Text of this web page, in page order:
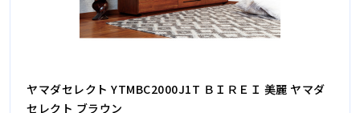
ヤマダセレクト YTMBC2000J1T ＢＩＲＥＩ 美麗 ヤマダ
セレクト ブラウン